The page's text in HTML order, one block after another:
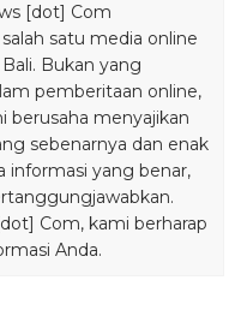
[dot] Com
satu media online
Bukan yang
pemberitaan online,
berusaha menyajikan
sebenarnya dan enak
informasi yang benar,
Com, kami berharap
Anda.